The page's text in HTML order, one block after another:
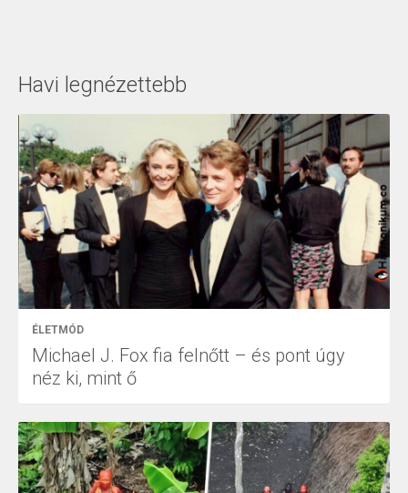
Havi legnézettebb
ÉLETMÓD
Michael J. Fox fia felnőtt – és pont úgy
néz ki, mint ő